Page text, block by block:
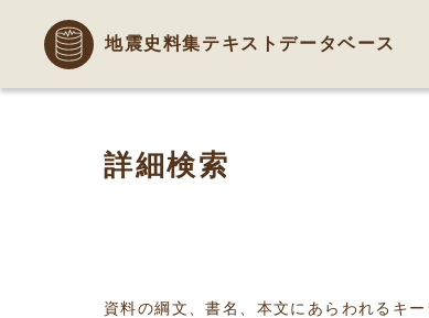
地震史料集テキストデータベース
詳細検索
資料の綱文、書名、本文にあらわれるキ